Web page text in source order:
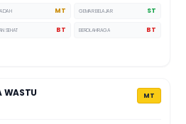
MT GEMAR BELAJAR ST
SEHAT BT BEROLAHRAGA BT
WASTU MT